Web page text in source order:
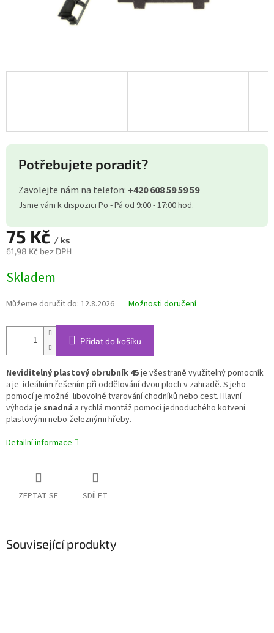
Potřebujete poradit?
Zavolejte nám na telefon: +420 608 59 59 59
Jsme vám k dispozici Po - Pá od 9:00 - 17:00 hod.
75 Kč / ks
61,98 Kč bez DPH
cena:
Skladem
Můžeme doručit do: 12.8.2026 Možnosti doručení
Přidat do košíku
Neviditelný plastový obrubník 45je všestraně využitelný pomocník
a je ideálním řešením při oddělování dvou ploch v zahradě. S jeho
pomocí je možné libovolné tvarování chodníků nebo cest. Hlavní
výhoda je snadná a rychlá montáž pomocí jednoduchého kotvení
plastovými nebo železnými hřeby.
Detailní informace
ZEPTAT SE SDÍLET
Související produkty